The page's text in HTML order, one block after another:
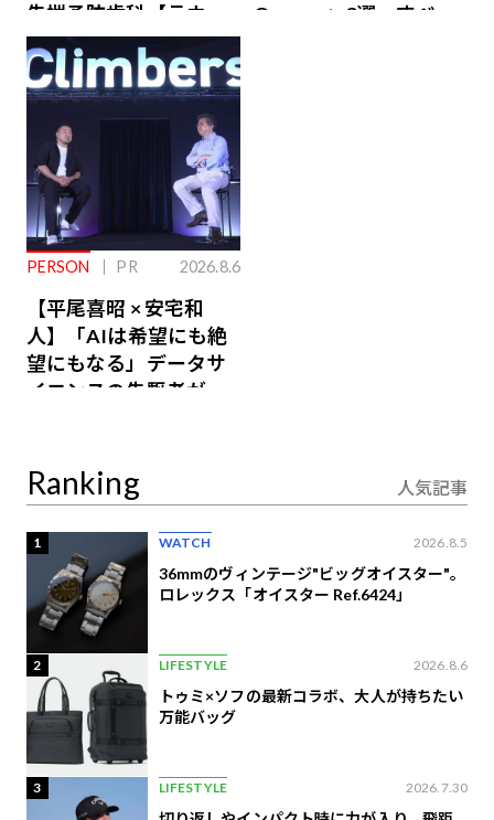
先端予防歯科【ラウン
ジ会員特典あり】
Owners」3選。すべて
PERSON PR 2026.8.6
【平尾喜昭 × 安宅和
人】「AIは希望にも絶
望にもなる」データサ
イエンスの先駆者が語
Ranking 人気記事
1 WATCH 2026.8.5
36mmのヴィンテージ"ビッグオイスター"。
ロレックス「オイスター Ref.6424」
2 LIFESTYLE 2026.8.6
トゥミ×ソフの最新コラボ、大人が持ちたい
万能バッグ
3 LIFESTYLE 2026.7.30